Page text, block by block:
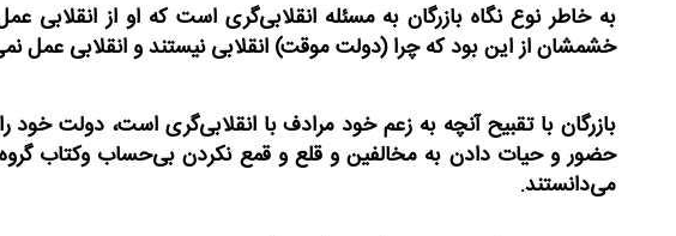
به خاطر نوع نگاه بازرگان به مسئله انقلابی‌گری است که او از
خشمشان از این بود که چرا (دولت موقت) انقلابی نیستند و انقلابی عمل
بازرگان با تقبیح آنچه به زعم خود مرادف با انقلابی‌گری است، دولت
حضور و حیات دادن به مخالفین و قلع و قمع نکردن بی‌حساب وکتاب
می‌دانستند.